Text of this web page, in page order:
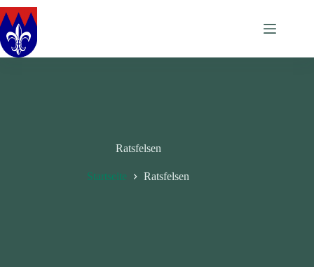
Zum
Inhalt
springen
Ratsfelsen
Startseite Ratsfelsen